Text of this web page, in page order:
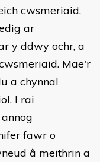
cwsmeriaid,
ar
y ddwy ochr, a
Mae'r
a chynnal
I rai
fawr o
â meithrin a